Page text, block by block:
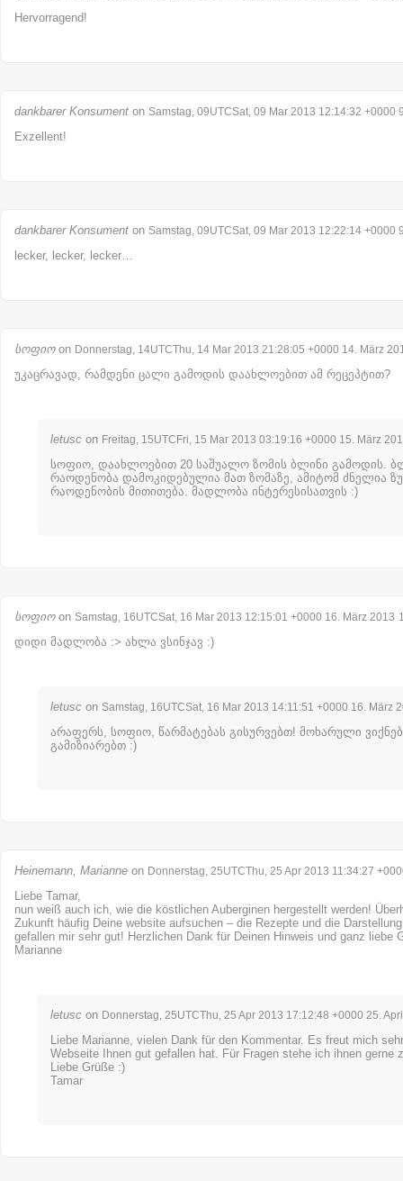
Hervorragend!
dankbarer Konsument on Samstag, 09UTCSat, 09 Mar 2013 12:14:32 +0000
Exzellent!
dankbarer Konsument on Samstag, 09UTCSat, 09 Mar 2013 12:22:14 +0000
lecker, lecker, lecker…
სოფიოon Donnerstag, 14UTCThu, 14 Mar 2013 21:28:05 +0000 14. März
უკაცრავად, რამდენი ცალი გამოდის დაახლოებით ამ რეცეპტით?
letusc on Freitag, 15UTCFri, 15 Mar 2013 03:19:16 +0000 15. März
სოფიო, დაახლოებით 20 საშუალო ზომის ბლინი გამოდის.
რაოდენობა დამოკიდებულია მათ ზომაზე, ამიტომ ძნელია
რაოდენობის მითითება. მადლობა ინტერესისათვის :)
სოფიოon Samstag, 16UTCSat, 16 Mar 2013 12:15:01 +0000 16. März 2013
დიდი მადლობა :> ახლა ვსინჯავ :)
letusc on Samstag, 16UTCSat, 16 Mar 2013 14:11:51 +0000 16. März
არაფერს, სოფიო, წარმატებას გისურვებთ! მოხარული
გამიზიარებთ :)
Heinemann, Marianne on Donnerstag, 25UTCThu, 25 Apr 2013 11:34:27
Liebe Tamar,
nun weiß auch ich, wie die köstlichen Auberginen hergestellt werden!
Zukunft häufig Deine website aufsuchen – die Rezepte und die
gefallen mir sehr gut! Herzlichen Dank für Deinen Hinweis und ganz liebe
Marianne
letusc on Donnerstag, 25UTCThu, 25 Apr 2013 17:12:48 +0000 25.
Liebe Marianne, vielen Dank für den Kommentar. Es freut mich
Webseite Ihnen gut gefallen hat. Für Fragen stehe ich ihnen gerne
Liebe Grüße :)
Tamar